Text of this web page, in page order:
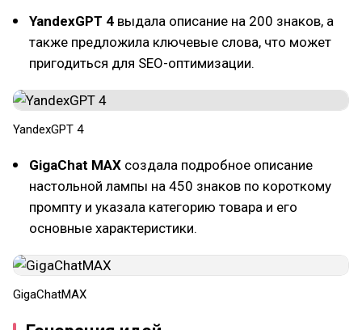
YandexGPT 4 выдала описание на 200 знаков, а
также предложила ключевые слова, что может
пригодиться для SEO-оптимизации.
YandexGPT 4
GigaChat MAX создала подробное описание
настольной лампы на 450 знаков по короткому
промпту и указала категорию товара и его
основные характеристики.
GigaChatMAX